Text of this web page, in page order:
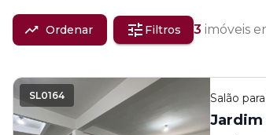
Ordenar Filtros 3 imóveis
SL0164 Salão
Jardim